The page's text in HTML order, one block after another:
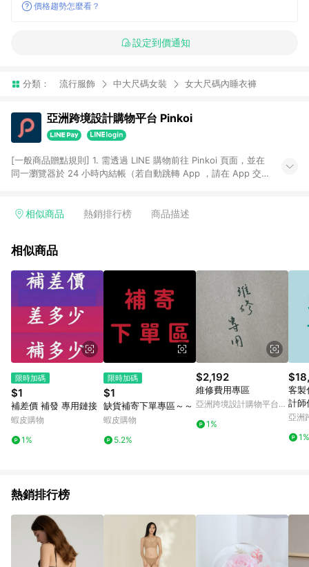
價格趨勢怎麼看？
設定到價通知
分類： 流行服飾 中大尺碼女裝 女大尺碼內睡衣褲
亞洲跨境設計購物平台 Pinkoi
[一般商品贈點規則] 1. 需透過 LINE 購物前往 Pinkoi 頁面，並在
同一瀏覽器於 24 小時內結帳（若自動跳轉 App ，請在 App 交
回饋訂單不得享有 Pinkoi 站方優惠，例如首購優惠，P coins，
行為，不具贈點資格，部分退款不在此限。 6. APP 請更新至
貨後 45 天後發送。 8. 群眾募資商品，禮物卡，開館保證金，補
運費，攤位費等不具贈點資格。 9. LINE 購物站上之商品規格、
顏色、價位、贈品如與 Pinkoi 商品資訊頁及購物車不符，以
Pinkoi 購物商品資訊頁及購物車標示為準。 10. 點數紅包使用規
則請以點數紅包活動說明為準。 11. 若於 LINE 購物前往 Pinkoi
頁面後才首次下載 Pinkoi APP 並完成訂單，不符合導購資格；承
上，首次下載 Pinkoi APP 後，需透過 LINE 購物前往 Pinkoi 頁
相似商品 熱銷排行榜 商品描述
相似商品
限時加碼
$1
補差價 補發 專用鏈接
蝦皮購物
1%
限時加碼
$1
缺貨補寄下單專區～～
蝦皮購物
5.2%
$2,192
維修費用專區
亞洲跨境設計購物平台
1%
客製
計師
單】
亞洲
1%
熱銷排行榜